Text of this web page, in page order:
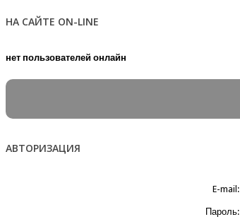
НА САЙТЕ ON-LINE
нет пользователей онлайн
АВТОРИЗАЦИЯ
E-mail:
Пароль: